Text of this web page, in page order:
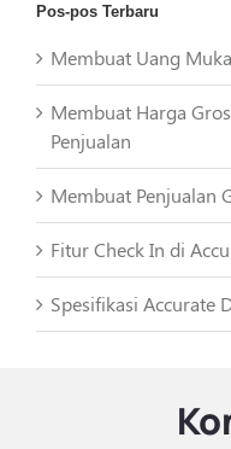
Pos-pos Terbaru
Membuat Uang
Membuat Harga
Penjualan
Membuat Penjualan
Fitur Check In di
Spesifikasi Accurate